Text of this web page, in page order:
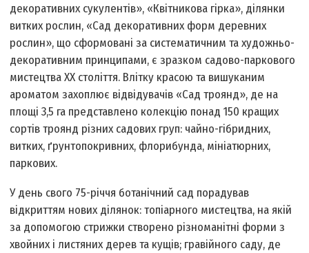
декоративних сукулентів», «Квітникова гірка», ділянки
витких рослин, «Сад декоративних форм деревних
рослин», що сформовані за систематичним та художньо-
декоративним принципами, є зразком садово-паркового
мистецтва ХХ століття. Влітку красою та вишуканим
ароматом захоплює відвідувачів «Сад троянд», де на
площі 3,5 га представлено колекцію понад 150 кращих
сортів троянд різних садових груп: чайно-гібридних,
витких, ґрунтопокривних, флорибунда, мініатюрних,
паркових.
У день свого 75-річчя ботанічний сад порадував
відкриттям нових ділянок: топіарного мистецтва, на якій
за допомогою стрижки створено різноманітні форми з
хвойних і листяних дерев та кущів; гравійного саду, де